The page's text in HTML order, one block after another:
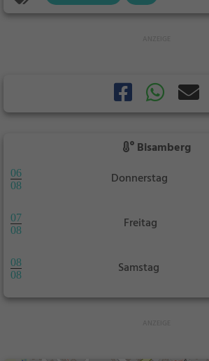
Bisamberg
06
08
Donnerstag
07
08
Freitag
08
08
Samstag